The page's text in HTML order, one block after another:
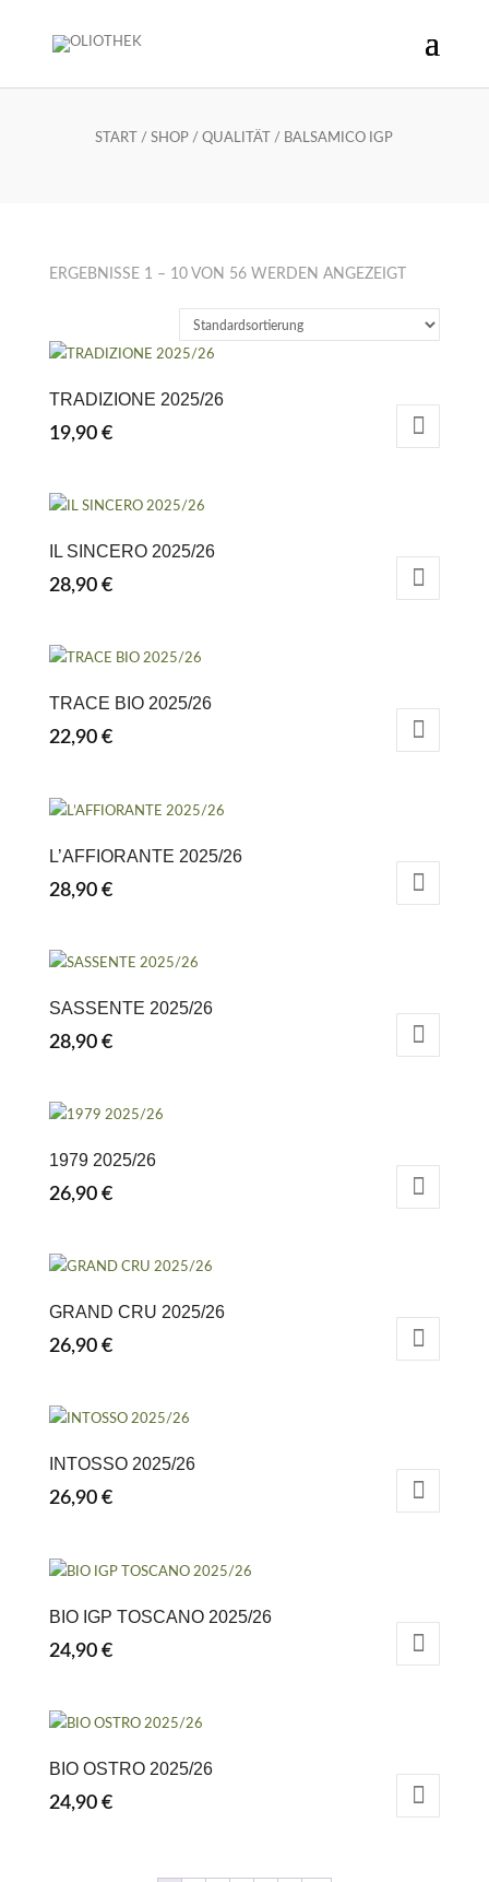
START /SHOP /QUALITÄT / BALSAMICO IGP
ERGEBNISSE 1 – 10 VON 56 WERDEN ANGEZEIGT
TRADIZIONE 2025/26
19,90 €
IL SINCERO 2025/26
28,90 €
TRACE BIO 2025/26
22,90 €
L’AFFIORANTE 2025/26
28,90 €
SASSENTE 2025/26
28,90 €
1979 2025/26
26,90 €
GRAND CRU 2025/26
26,90 €
INTOSSO 2025/26
26,90 €
BIO IGP TOSCANO 2025/26
24,90 €
BIO OSTRO 2025/26
24,90 €